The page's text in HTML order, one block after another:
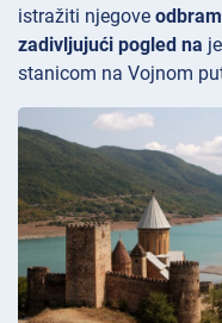
istražiti njegove
zadivljujući pogled na
stanicom na Vojnom